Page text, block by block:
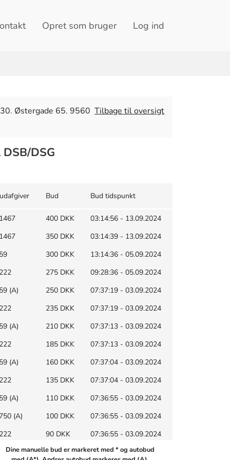
Opret som bruger Log ind
Tilbage til oversigt
Østergade 65. 9560
DSG
Bud Bud tidspunkt
400 DKK
03:14:56 - 13.09.2024
350 DKK
03:14:39 - 13.09.2024
300 DKK
13:14:36 - 05.09.2024
275 DKK
09:28:36 - 05.09.2024
(A)
250 DKK
07:37:19 - 03.09.2024
235 DKK
07:37:19 - 03.09.2024
(A)
210 DKK
07:37:13 - 03.09.2024
185 DKK
07:37:13 - 03.09.2024
(A)
160 DKK
07:37:04 - 03.09.2024
135 DKK
07:37:04 - 03.09.2024
(A)
110 DKK
07:36:55 - 03.09.2024
(A)
100 DKK
07:36:55 - 03.09.2024
90 DKK
07:36:55 - 03.09.2024
9750 (A)
80 DKK
07:36:51 - 03.09.2024
Dine manuelle bud er markeret med * og autobud